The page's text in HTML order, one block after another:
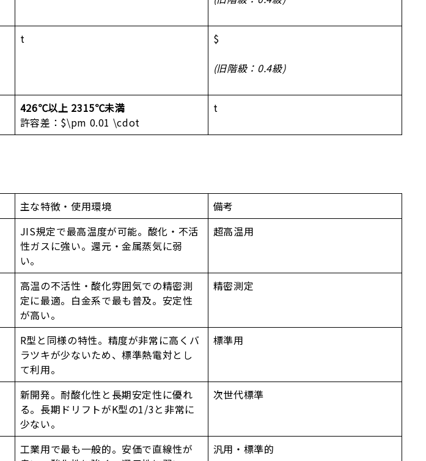
t
$
(旧階級：0.4級)
426℃以上 2315℃未満
許容差：$\pm 0.01 \cdot
t
主な特徴・使用環境
備考
JIS規定で最高温度が可能。酸化・不活
性ガスに強い。還元・金属蒸気に弱
い。
超高温用
高温の不活性・酸化雰囲気での精密測
定に最適。白金系で最も普及。安定性
が高い。
精密測定
R型と同様の特性。精度が非常に高くバ
ラツキが少ないため、標準熱電対とし
て利用。
標準用
新開発。耐酸化性と長期安定性に優れ
る。長期ドリフトがK型の1/3と非常に
少ない。
次世代標準
工業用で最も一般的。安価で直線性が
汎用・標準的